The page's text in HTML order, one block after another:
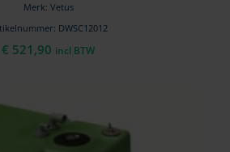
Merk: Vetus
DWSC12012
€ 521,90 incl BTW